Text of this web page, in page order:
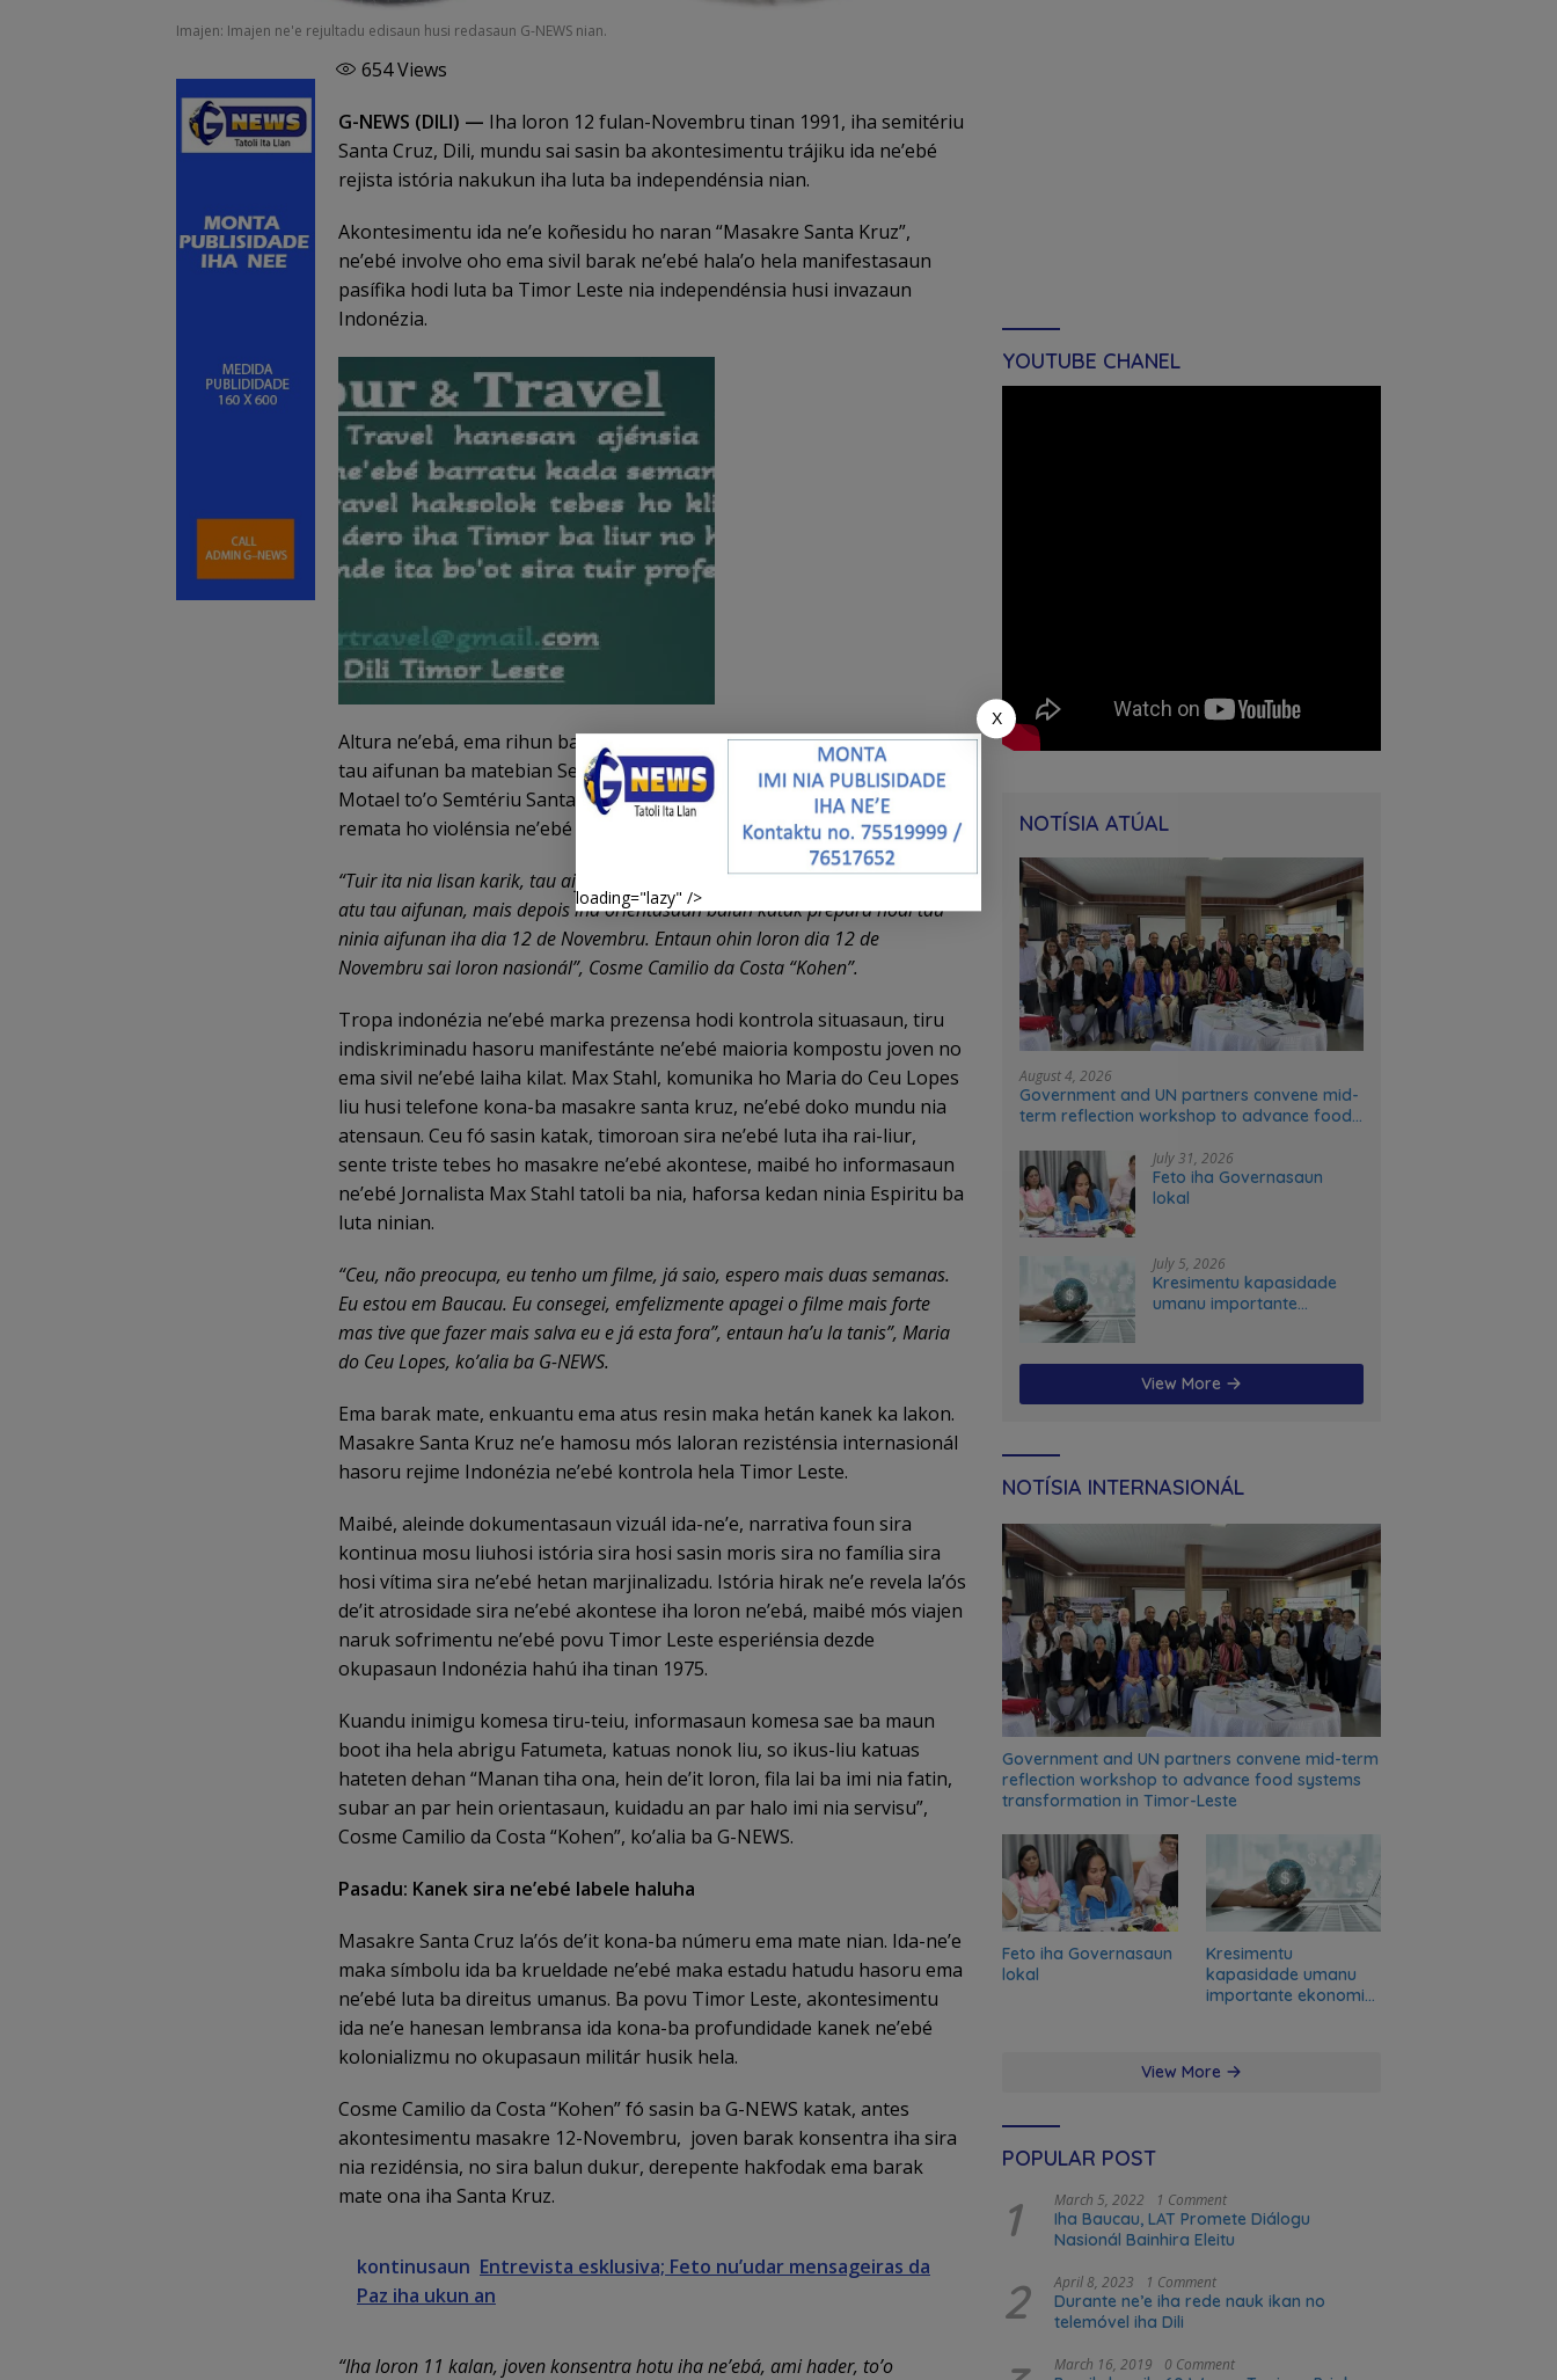
Imajen: Imajen ne'e rejultadu edisaun husi redasaun G-NEWS nian.
654Views
G-NEWS (DILI) — Iha loron 12 fulan-Novembru tinan 1991, iha semitériu
Santa Cruz, Dili, mundu sai sasin ba akontesimentu trájiku ida ne’ebé
rejista istória nakukun iha luta ba independénsia nian.
Akontesimentu ida ne’e koñesidu ho naran “Masakre Santa Kruz”,
ne’ebé involve oho ema sivil barak ne’ebé hala’o hela manifestasaun
pasífika hodi luta ba Timor Leste nia independénsia husi invazaun
Indonézia.
Altura ne’ebá, ema rihun ba rihun halibur iha Semitériu Santa Cruz hodi
tau aifunan ba matebian Sebastião Gomes, liu husi marxa iha Igreja
Motael to’o Semtériu Santa Kruz. Maibé, manifestasaun pasífika ne’e
remata ho violénsia ne’ebé la espera.
“Tuir ita nia lisan karik, tau aifunan moruk, halo duni karta ba komandu par
atu tau aifunan, mais depois iha orientasaun balun katak prepara hodi tau
ninia aifunan iha dia 12 de Novembru. Entaun ohin loron dia 12 de
Novembru sai loron nasionál”, Cosme Camilio da Costa “Kohen”.
Tropa indonézia ne’ebé marka prezensa hodi kontrola situasaun, tiru
indiskriminadu hasoru manifestánte ne’ebé maioria kompostu joven no
ema sivil ne’ebé laiha kilat. Max Stahl, komunika ho Maria do Ceu Lopes
liu husi telefone kona-ba masakre santa kruz, ne’ebé doko mundu nia
atensaun. Ceu fó sasin katak, timoroan sira ne’ebé luta iha rai-liur,
sente triste tebes ho masakre ne’ebé akontese, maibé ho informasaun
ne’ebé Jornalista Max Stahl tatoli ba nia, haforsa kedan ninia Espiritu ba
luta ninian.
“Ceu, não preocupa, eu tenho um filme, já saio, espero mais duas semanas.
Eu estou em Baucau. Eu consegei, emfelizmente apagei o filme mais forte
mas tive que fazer mais salva eu e já esta fora”, entaun ha’u la tanis”, Maria
do Ceu Lopes, ko’alia ba G-NEWS.
Ema barak mate, enkuantu ema atus resin maka hetán kanek ka lakon.
Masakre Santa Kruz ne’e hamosu mós laloran rezisténsia internasionál
hasoru rejime Indonézia ne’ebé kontrola hela Timor Leste.
Maibé, aleinde dokumentasaun vizuál ida-ne’e, narrativa foun sira
kontinua mosu liuhosi istória sira hosi sasin moris sira no família sira
hosi vítima sira ne’ebé hetan marjinalizadu. Istória hirak ne’e revela la’ós
de’it atrosidade sira ne’ebé akontese iha loron ne’ebá, maibé mós viajen
naruk sofrimentu ne’ebé povu Timor Leste esperiénsia dezde
okupasaun Indonézia hahú iha tinan 1975.
Kuandu inimigu komesa tiru-teiu, informasaun komesa sae ba maun
boot iha hela abrigu Fatumeta, katuas nonok liu, so ikus-liu katuas
hateten dehan “Manan tiha ona, hein de’it loron, fila lai ba imi nia fatin,
subar an par hein orientasaun, kuidadu an par halo imi nia servisu”,
Cosme Camilio da Costa “Kohen”, ko’alia ba G-NEWS.
Pasadu: Kanek sira ne’ebé labele haluha
Masakre Santa Cruz la’ós de’it kona-ba númeru ema mate nian. Ida-ne’e
maka símbolu ida ba krueldade ne’ebé maka estadu hatudu hasoru ema
ne’ebé luta ba direitus umanus. Ba povu Timor Leste, akontesimentu
ida ne’e hanesan lembransa ida kona-ba profundidade kanek ne’ebé
kolonializmu no okupasaun militár husik hela.
Cosme Camilio da Costa “Kohen” fó sasin ba G-NEWS katak, antes
akontesimentu masakre 12-Novembru, joven barak konsentra iha sira
nia rezidénsia, no sira balun dukur, derepente hakfodak ema barak
mate ona iha Santa Kruz.
kontinusaun Entrevista esklusiva; Feto nu’udar mensageiras da
Paz iha ukun an
“Iha loron 11 kalan, joven konsentra hotu iha ne’ebá, ami hader, to’o
YOUTUBE CHANEL
NOTÍSIA ATÚAL
August 4, 2026
Government and UN partners convene mid-
term reflection workshop to advance food
July 31, 2026
Feto iha Governasaun
lokal
July 5, 2026
Kresimentu kapasidade
umanu importante
View More
NOTÍSIA INTERNASIONÁL
Government and UN partners convene mid-term
reflection workshop to advance food systems
transformation in Timor-Leste
Feto iha Governasaun
lokal
Kresimentu
kapasidade umanu
importante ekonomia
View More
POPULAR POST
1 March 5, 2022 1 Comment
Iha Baucau, LAT Promete Diálogu
Nasionál Bainhira Eleitu
2 April 8, 2023 1 Comment
Durante ne’e iha rede nauk ikan no
telemóvel iha Dili
March 16, 2019 0 Comment
X
loading="lazy" />